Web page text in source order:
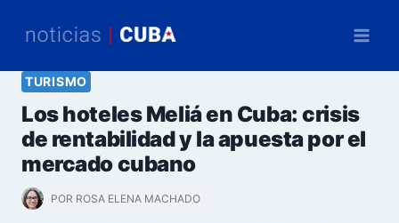
TURISMO
Los hoteles Meliá en Cuba: crisis
de rentabilidad y la apuesta por el
mercado cubano
POR ROSA ELENA MACHADO